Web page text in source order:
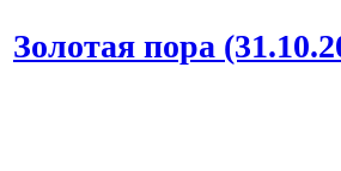
Золотая пора